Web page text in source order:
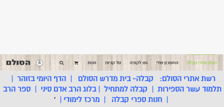
רשת אתרי הסולם: קבלה- בית מדרש הסולם |הדף היומי בזוהר |
תלמוד עשר הספירות | קבלה למתחיל |בלוג הרב אדם סיני |ספר הרב
| חנות ספרי קבלה | מרכז לימודי |
'